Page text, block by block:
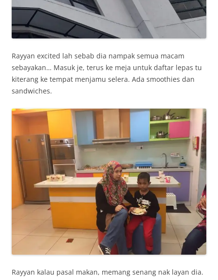
Rayyan excited lah sebab dia nampak semua macam
sebayakan… Masuk je, terus ke meja untuk daftar lepas tu
kiterang ke tempat menjamu selera. Ada smoothies dan
sandwiches.
Rayyan kalau pasal makan, memang senang nak layan dia.